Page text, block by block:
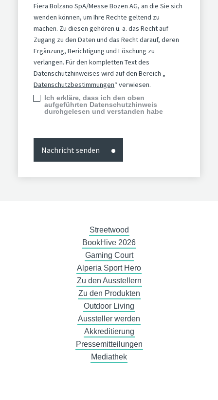
Fiera Bolzano SpA/Messe Bozen AG, an die Sie sich
wenden können, um Ihre Rechte geltend zu
machen. Zu diesen gehören u. a. das Recht auf
Zugang zu den Daten und das Recht darauf, deren
Ergänzung, Berichtigung und Löschung zu
verlangen. Für den kompletten Text des
Datenschutzhinweises wird auf den Bereich „
Datenschutzbestimmungen“ verwiesen.
Ich erkläre, dass ich den oben
aufgeführten Datenschutzhinweis
durchgelesen und verstanden habe
Nachricht senden
Streetwood
BookHive 2026
Gaming Court
Alperia Sport Hero
Zu den Ausstellern
Zu den Produkten
Outdoor Living
Aussteller werden
Akkreditierung
Pressemitteilungen
Mediathek